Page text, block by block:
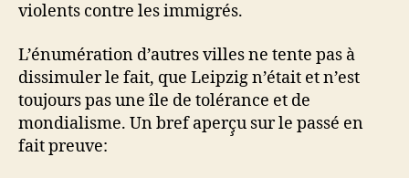
violents contre les immigrés.
L’énumération d’autres villes ne tente pas à
dissimuler le fait, que Leipzig n’était et n’est
toujours pas une île de tolérance et de
mondialisme. Un bref aperç̧u sur le passé en
fait preuve: